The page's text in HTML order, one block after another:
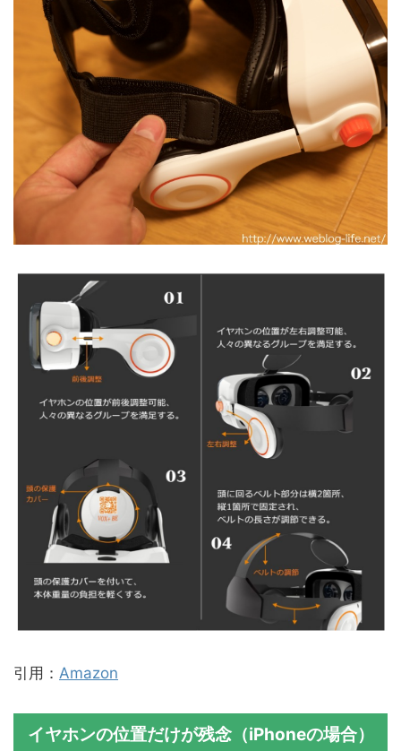
引用： Amazon
イヤホンの位置だけが残念（iPhoneの場合）